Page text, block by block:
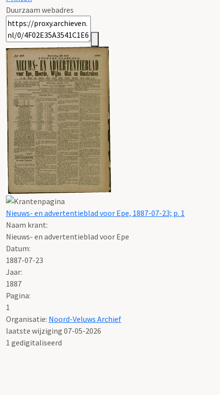
Duurzaam webadres
Nieuws- en advertentieblad voor Epe, 1887-07-23; p. 1
Naam krant:
Nieuws- en advertentieblad voor Epe
Datum:
1887-07-23
Jaar:
1887
Pagina:
1
Organisatie: Noord-Veluws Archief
laatste wijziging 07-05-2026
1 gedigitaliseerd